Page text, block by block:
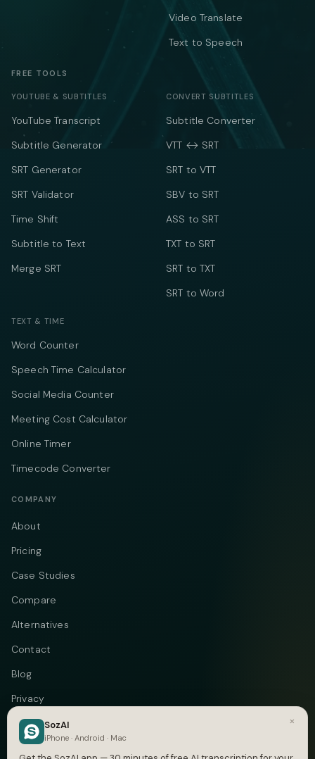
Video Translate
Text to Speech
FREE TOOLS
YOUTUBE & SUBTITLES
YouTube Transcript
Subtitle Generator
SRT Generator
SRT Validator
Time Shift
Subtitle to Text
Merge SRT
CONVERT SUBTITLES
Subtitle Converter
VTT ↔ SRT
SRT to VTT
SBV to SRT
ASS to SRT
TXT to SRT
SRT to TXT
SRT to Word
TEXT & TIME
Word Counter
Speech Time Calculator
Social Media Counter
Meeting Cost Calculator
Online Timer
Timecode Converter
COMPANY
About
Pricing
Case Studies
Compare
Alternatives
Contact
Blog
Privacy
Terms
DMCA
×
SozAI
iPhone · Android · Mac